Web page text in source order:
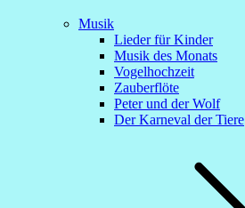
Musik
Lieder für Kinder
Musik des Monats
Vogelhochzeit
Zauberflöte
Peter und der Wolf
Der Karneval der Tiere